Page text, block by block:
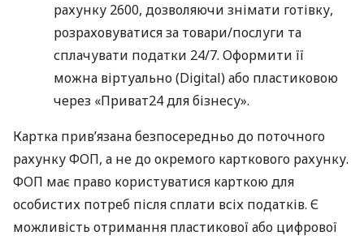
рахунку 2600, дозволяючи знімати готівку,
розраховуватися за товари/послуги та
сплачувати податки 24/7. Оформити її
можна віртуально (Digital) або пластиковою
через «Приват24 для бізнесу».
Картка прив’язана безпосередньо до поточного
рахунку ФОП, а не до окремого карткового рахунку.
ФОП має право користуватися карткою для
особистих потреб після сплати всіх податків. Є
можливість отримання пластикової або цифрової